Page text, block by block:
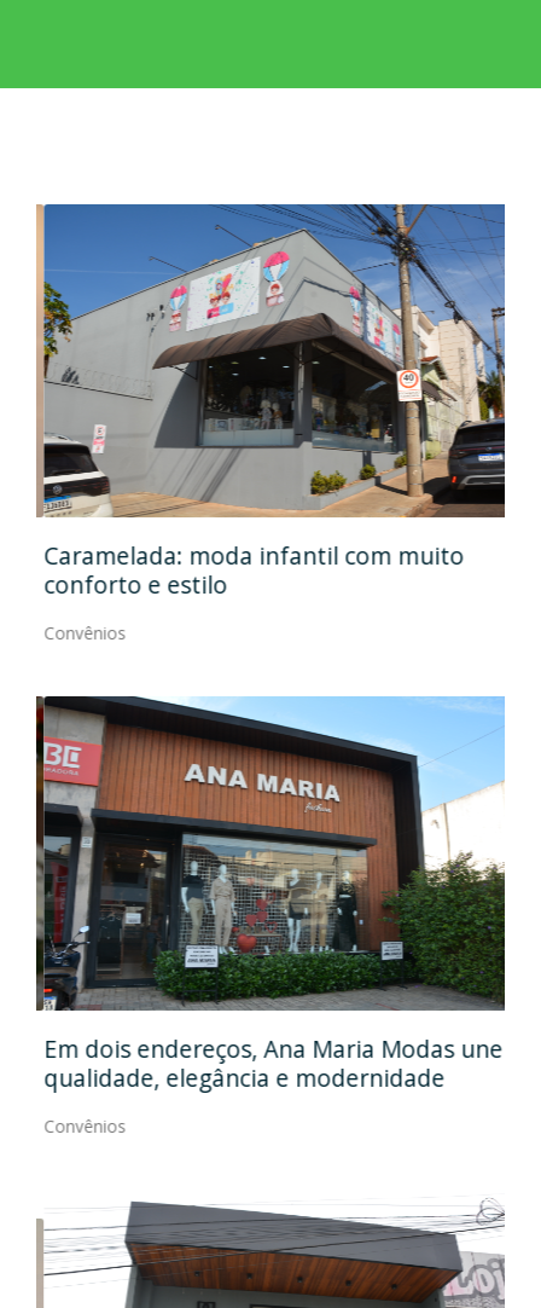
Caramelada: moda infantil com muito
conforto e estilo
Convênios
Em dois endereços, Ana Maria Modas une
qualidade, elegância e modernidade
Convênios